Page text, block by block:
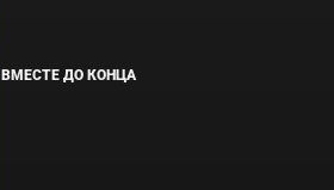
ВМЕСТЕ ДО КОНЦА